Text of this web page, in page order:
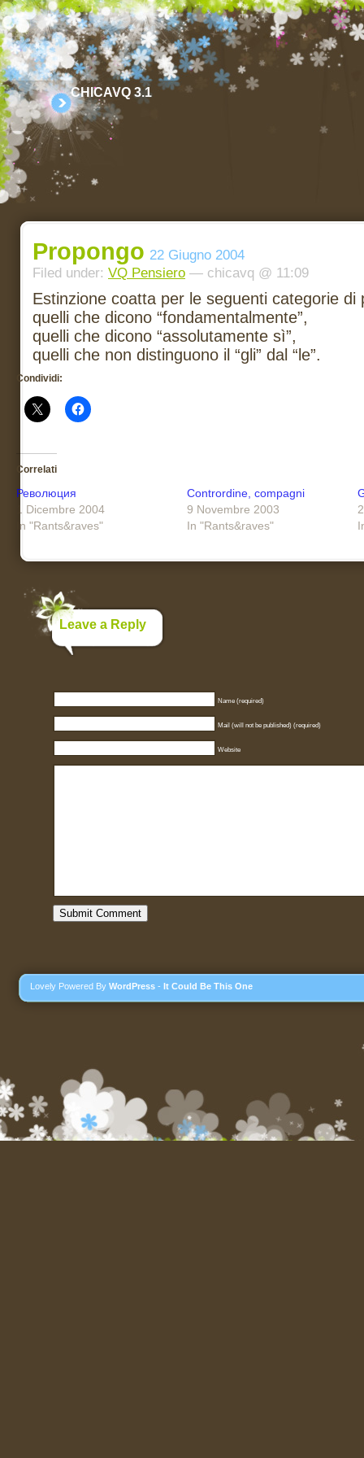
CHICAVQ 3.1
Propongo 22 Giugno 2004
Filed under: VQ Pensiero — chicavq @ 11:09
Estinzione coatta per le seguenti categorie di
quelli che dicono “fondamentalmente”,
quelli che dicono “assolutamente sì”,
quelli che non distinguono il “gli” dal “le”.
Condividi:
Correlati
Революция
1 Dicembre 2004
In "Rants&raves"
Contrordine, compagni
9 Novembre 2003
In "Rants&raves"
Leave a Reply
Name (required)
Mail (will not be published) (required)
Website
Lovely Powered By WordPress - It Could Be This One